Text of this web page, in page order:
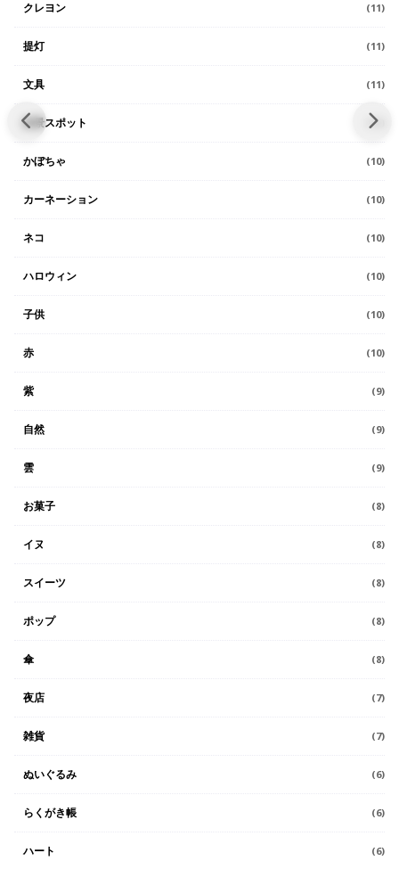
クレヨン (11)
提灯 (11)
文具 (11)
絶景スポット (11)
かぼちゃ (10)
カーネーション (10)
ネコ (10)
ハロウィン (10)
子供 (10)
赤 (10)
紫 (9)
自然 (9)
雲 (9)
お菓子 (8)
イヌ (8)
スイーツ (8)
ポップ (8)
傘 (8)
夜店 (7)
雑貨 (7)
ぬいぐるみ (6)
らくがき帳 (6)
ハート (6)